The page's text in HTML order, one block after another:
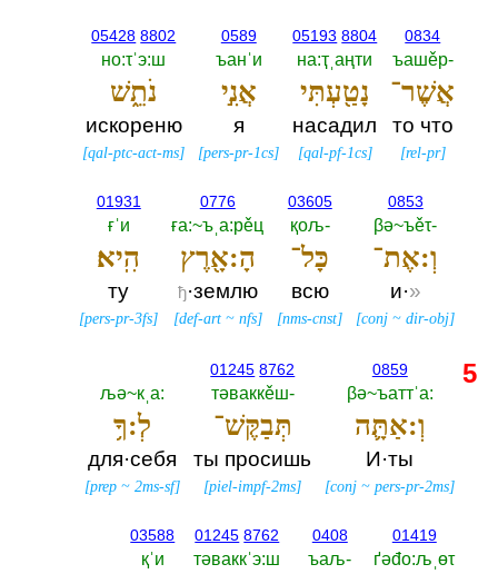
0834
ъашěр-‎
אֲשֶׁר־
то что
[rel-pr]
05193 8804
на:ҭˌаңти
נָטַ֖עְתִּי
насадил
[qal-pf-1cs]
0589
ъанˈи
אֲנִ֣י
я
[pers-pr-1cs]
05428 8802
но:τˈэ:ш
נֹתֵ֑שׁ
искореню
[qal-ptc-act-ms]
0853
βә~ъěτ-‎
וְ:אֶת־
и·»
[conj ~dir-obj]
03605
қољ-‎
כָּל־
всю
[nms-cnst]
0776
ға:~ъˌа:рěц
הָ:אָ֖רֶץ
ђ·землю
[def-art~ nfs]
01931
ғˈи
הִֽיא׃
ту
[pers-pr-3fs]
0859
βә~ъаттˈа:‎
וְ:אַתָּ֛ה
И·ты
[conj ~pers-pr-2ms]
01245 8762
тәваккěш-‎
תְּבַקֶּשׁ־
ты просишь
[piel-impf-2ms]
љә~кˌа:‎
לְ:ךָ֥
для·себя
[prep ~2ms-sf]
01419
ґәđо:љˌөτ
0408
ъаљ-‎
01245 8762
тәваккˈэ:ш
03588
қˈи
5